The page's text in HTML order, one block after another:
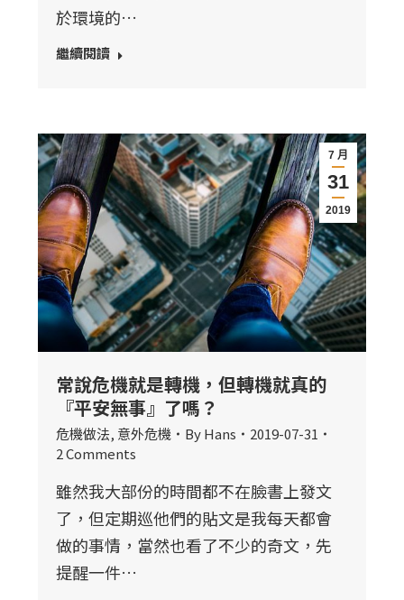
於環境的…
繼續閱讀
7 月
31
2019
常說危機就是轉機，但轉機就真的
『平安無事』了嗎？
危機做法, 意外危機 ByHans
2019-07-31
2 Comments
雖然我大部份的時間都不在臉書上發文
了，但定期巡他們的貼文是我每天都會
做的事情，當然也看了不少的奇文，先
提醒一件…